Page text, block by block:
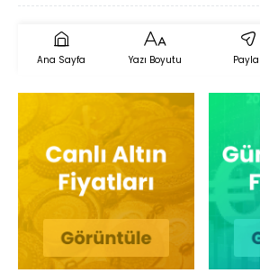
Ana Sayfa Yazı Boyutu